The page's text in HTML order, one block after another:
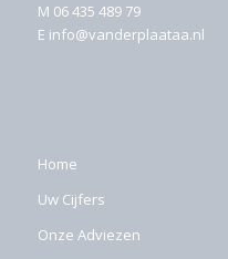
M 06 435 489 79
E info@vanderplaataa.nl
Home
Uw Cijfers
Onze Adviezen